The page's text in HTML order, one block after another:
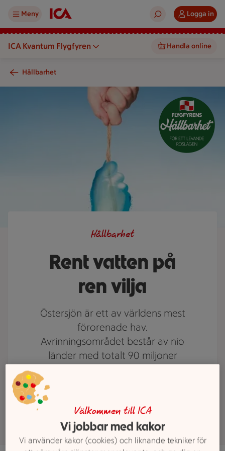
Meny Logga in
ICA Kvantum Flygfyren Handla online
Hållbarhet
En hand håller i en sträng som drar upp en vätska mot himlen.
En logotyp visar
Rent vatten på
ren vilja
Hållbarhet
Östersjön är ett av världens mest
förorenade hav.
Avrinningsområdet består av nio
länder med totalt 90 miljoner
föroreningar i Östersjön kommer
Välkommen till ICA
Vi jobbar med kakor
Vi använder kakor (cookies) och liknande tekniker för